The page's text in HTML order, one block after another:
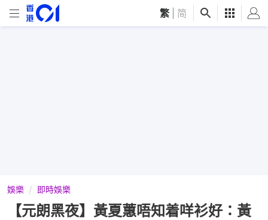
繁 简
娛樂 即時娛樂
【元朗黑夜】黃夏蕙唔知着咩衫好：黃